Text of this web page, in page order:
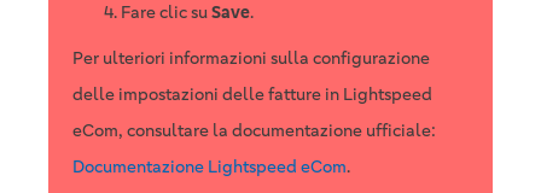
Fare clic suSave.
Per ulteriori informazioni sulla configurazione
delle impostazioni delle fatture in Lightspeed
eCom, consultare la documentazione ufficiale:
Documentazione Lightspeed eCom.